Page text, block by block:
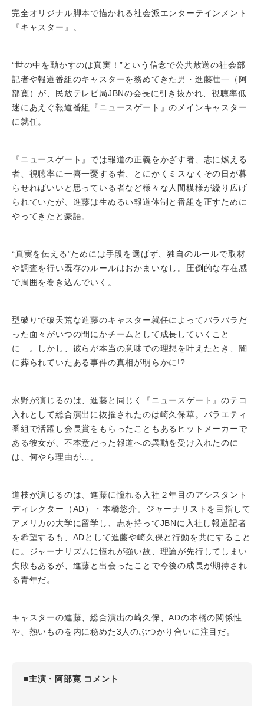
完全オリジナル脚本で描かれる社会派エンターテインメント
『キャスター』。
“世の中を動かすのは真実！”という信念で公共放送の社会部
記者や報道番組のキャスターを務めてきた男・進藤壮一（阿
部寛）が、民放テレビ局JBNの会長に引き抜かれ、視聴率低
迷にあえぐ報道番組『ニュースゲート』のメインキャスター
に就任。
『ニュースゲート』では報道の正義をかざす者、志に燃える
者、視聴率に一喜一憂する者、とにかくミスなくその日が暮
らせればいいと思っている者など様々な人間模様が繰り広げ
られていたが、進藤は生ぬるい報道体制と番組を正すために
やってきたと豪語。
“真実を伝える”ためには手段を選ばず、独自のルールで取材
や調査を行い既存のルールはおかまいなし。圧倒的な存在感
で周囲を巻き込んでいく。
型破りで破天荒な進藤のキャスター就任によってバラバラだ
った面々がいつの間にかチームとして成長していくこと
に…。しかし、彼らが本当の意味での理想を叶えたとき、闇
に葬られていたある事件の真相が明らかに!?
永野が演じるのは、進藤と同じく『ニュースゲート』のテコ
入れとして総合演出に抜擢されたのは崎久保華。バラエティ
番組で活躍し会長賞をもらったこともあるヒットメーカーで
ある彼女が、不本意だった報道への異動を受け入れたのに
は、何やら理由が…。
道枝が演じるのは、進藤に憧れる入社２年目のアシスタント
ディレクター（AD）・本橋悠介。ジャーナリストを目指して
アメリカの大学に留学し、志を持ってJBNに入社し報道記者
を希望するも、ADとして進藤や崎久保と行動を共にすること
に。ジャーナリズムに憧れが強い故、理論が先行してしまい
失敗もあるが、進藤と出会ったことで今後の成長が期待され
る青年だ。
キャスターの進藤、総合演出の崎久保、ADの本橋の関係性
や、熱いものを内に秘めた3人のぶつかり合いに注目だ。
■主演・阿部寛 コメント